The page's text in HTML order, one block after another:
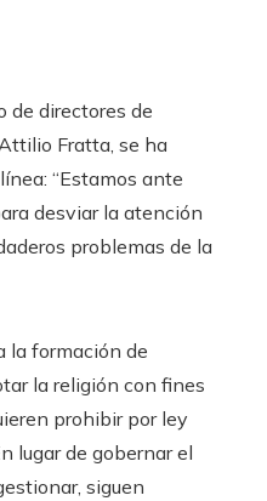
de directores de
Fratta, se ha
“Estamos ante
desviar la atención
problemas de la
la formación de
la religión con fines
prohibir por ley
lugar de gobernar el
siguen